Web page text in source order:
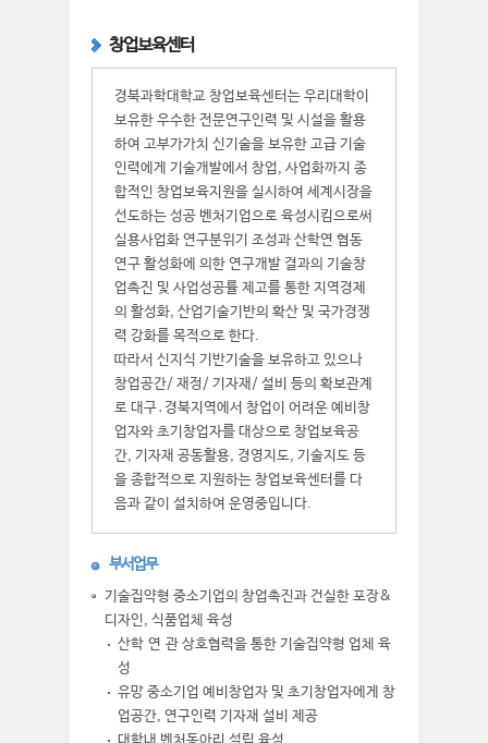
창업보육센터
경북과학대학교 창업보육센터는 우리대학이
보유한 우수한 전문연구인력 및 시설을 활용
하여 고부가가치 신기술을 보유한 고급 기술
인력에게 기술개발에서 창업, 사업화까지 종
합적인 창업보육지원을 실시하여 세계시장을
선도하는 성공 벤처기업으로 육성시킴으로써
실용사업화 연구분위기 조성과 산학연 협동
연구 활성화에 의한 연구개발 결과의 기술창
업촉진 및 사업성공률 제고를 통한 지역경제
의 활성화, 산업기술기반의 확산 및 국가경쟁
력 강화를 목적으로 한다.
따라서 신지식 기반기술을 보유하고 있으나
창업공간/ 재정/ 기자재/ 설비 등의 확보관계
로 대구․경북지역에서 창업이 어려운 예비창
업자와 초기창업자를 대상으로 창업보육공
간, 기자재 공동활용, 경영지도, 기술지도 등
을 종합적으로 지원하는 창업보육센터를 다
음과 같이 설치하여 운영중입니다.
부서업무
기술집약형 중소기업의 창업촉진과 건실한 포장&
디자인, 식품업체 육성
산학 연 관 상호협력을 통한 기술집약형 업체 육
성
유망 중소기업 예비창업자 및 초기창업자에게 창
업공간, 연구인력 기자재 설비 제공